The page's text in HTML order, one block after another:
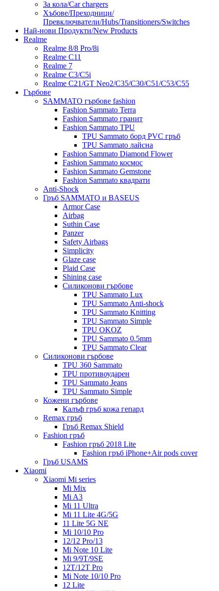
За кола/Car chargers
Хъбове/Преходници/
Превключватели/Hubs/Transitioners/Switches
Най-нови Продукти/New Products
Realme
Realme 8/8 Pro/8i
Realme C11
Realme 7
Realme C3/C5i
Realme C21/GT Neo2/C35/C30/C51/C53/C55
Гърбове
SAMMATO гърбове fashion
Fashion Sammato Terra
Fashion Sammato гранит
Fashion Sammato TPU
TPU Sammato борд PVC гръб
TPU Sammato лайсна
Fashion Sammato Diamond Flower
Fashion Sammato космос
Fashion Sammato Gemstone
Fashion Sammato квадрати
Anti-Shock
Гръб SAMMATO и BASEUS
Armor Case
Airbag
Suthin Case
Panzer
Safety Airbags
Simplicity
Glaze case
Plaid Case
Shining case
Силиконови гърбове
TPU Sammato Lux
TPU Sammato Anti-shock
TPU Sammato Knitting
TPU Sammato Simple
TPU OKOZ
TPU Sammato 0.5mm
TPU Sammato Clear
Силиконови гърбове
TPU 360 Sammato
TPU противоударен
TPU Sammato Jeans
TPU Sammato Simple
Кожени гърбове
Калъф гръб кожа гепард
Remax гръб
Гръб Remax Shield
Fashion гръб
Fashion гръб 2018 Lite
Fashion гръб iPhone+Air pods cover
Гръб USAMS
Xiaomi
Xiaomi Mi series
Mi Mix
Mi A3
Mi 11 Ultra
Mi 11 Lite 4G/5G
11 Lite 5G NE
Mi 10/10 Pro
12/12 Pro/13
Mi Note 10 Lite
Mi 9/9T/9SE
12T/12T Pro
Mi Note 10/10 Pro
12 Lite